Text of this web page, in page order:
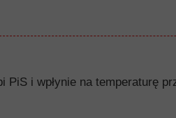
PiS i wpłynie na temperaturę